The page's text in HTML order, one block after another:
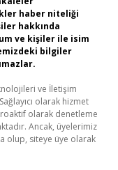
haber niteliği
hakkında
ve kişiler ile isim
bilgiler
ve İletişim
olarak hizmet
olarak denetleme
Ancak, üyelerimiz
olup, siteye üye olarak